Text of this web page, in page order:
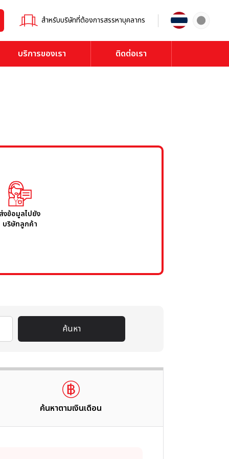
สำหรับบริษัทที่ต้องการสรรหาบุคลากร
บริการของเรา ติดต่อเรา
งข้อมูลไปยัง
บริษัทลูกค้า
ค้นหา
ค้นหาตามเงินเดือน